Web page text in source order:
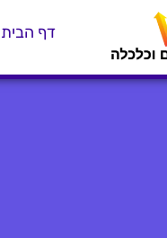
דף הבית